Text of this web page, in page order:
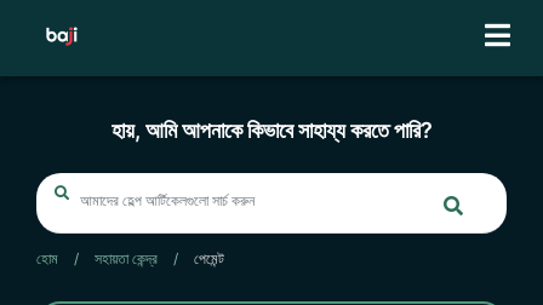
হায়, আমি আপনাকে কিভাবে সাহায্য করতে পারি?
হোম / সহায়তা কেন্দ্র / পেমেন্ট